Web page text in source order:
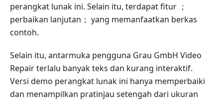
perangkat lunak ini. Selain itu, terdapat fitur ；
perbaikan lanjutan； yang memanfaatkan berkas
contoh.
Selain itu, antarmuka pengguna Grau GmbH Video
Repair terlalu banyak teks dan kurang interaktif.
Versi demo perangkat lunak ini hanya memperbaiki
dan menampilkan pratinjau setengah dari ukuran